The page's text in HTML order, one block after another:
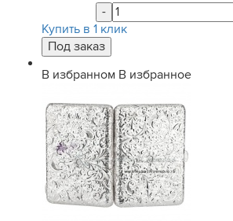
-
Купить в 1 клик
В избранном В избранное